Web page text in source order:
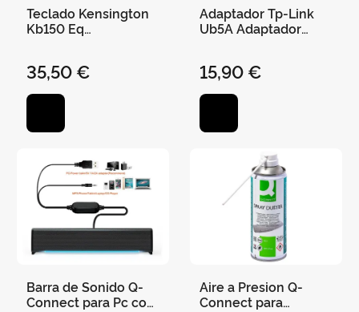
Teclado Kensington
Kb150 Eq
35,50 €
Adaptador Tp-Link
Ub5A Adaptador
15,90 €
Barra de Sonido Q-
Connect para Pc con
Aire a Presion Q-
Connect para